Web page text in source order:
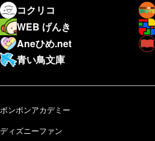
コクリコ
WEB げんき
Aneひめ.net
青い鳥文庫
ボンボンアカデミー
ディズニーファン